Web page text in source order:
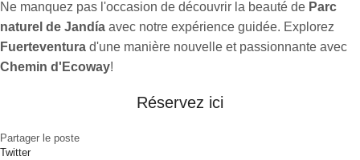
Ne manquez pas l'occasion de découvrir la beauté de Parc
naturel de Jandía avec notre expérience guidée. Explorez
Fuerteventura d'une manière nouvelle et passionnante avec
Chemin d'Ecoway!
Réservez ici
Partager le poste
Twitter